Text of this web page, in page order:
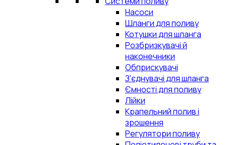
Насоси
Шланги для поливу
Котушки для шланга
Розбризкувачі й
наконечники
Обприскувачі
З'єднувачі для шланга
Ємності для поливу
Лійки
Крапельний полив і
зрошення
Регулятори поливу